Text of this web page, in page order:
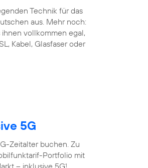
Technik für das
aus. Mehr noch:
vollkommen egal,
Kabel, Glasfaser oder
5G
Zeitalter buchen. Zu
Portfolio mit
– inklusive 5G1